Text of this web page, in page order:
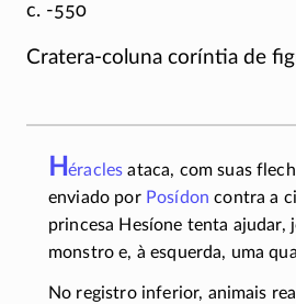
c. -550
Cratera-coluna coríntia de
Héracles ataca, com suas
enviado por Posídon contra a
princesa Hesíone tenta ajudar,
monstro e, à esquerda, uma
No registro inferior, animais